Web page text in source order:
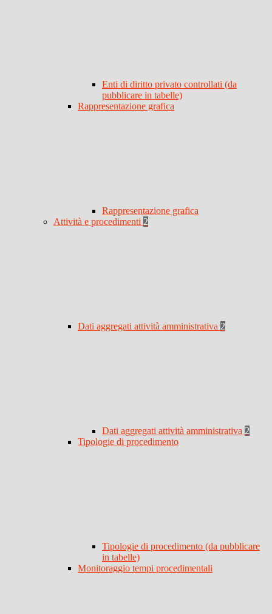
Enti di diritto privato controllati (da
pubblicare in tabelle)
Rappresentazione grafica
Rappresentazione grafica
Attività e procedimenti 2
Dati aggregati attività amministrativa 2
Dati aggregati attività amministrativa 2
Tipologie di procedimento
Tipologie di procedimento (da pubblicare
in tabelle)
Monitoraggio tempi procedimentali